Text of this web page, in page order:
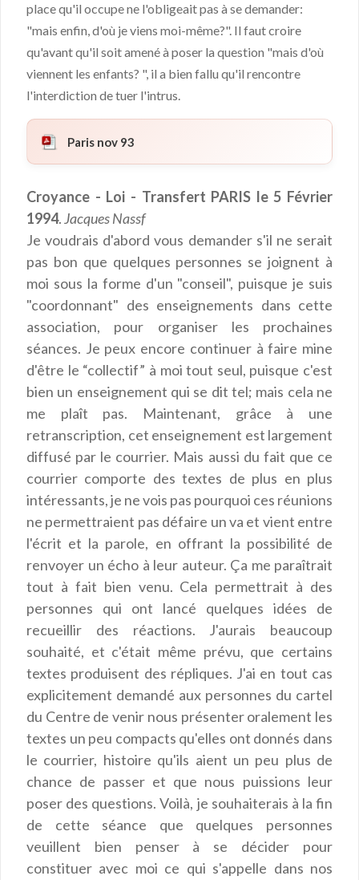
place qu'il occupe ne l'obligeait pas à se demander:
"mais enfin, d'où je viens moi-même?". Il faut croire
qu'avant qu'il soit amené à poser la question "mais d'où
viennent les enfants? ", il a bien fallu qu'il rencontre
l'interdiction de tuer l'intrus.
Paris nov 93
Croyance - Loi - Transfert PARIS le 5 Février
1994.Jacques Nassf
Je voudrais d'abord vous demander s'il ne serait
pas bon que quelques personnes se joignent à
moi sous la forme d'un "conseil", puisque je suis
"coordonnant" des enseignements dans cette
association, pour organiser les prochaines
séances. Je peux encore continuer à faire mine
d'être le “collectif” à moi tout seul, puisque c'est
bien un enseignement qui se dit tel; mais cela ne
me plaît pas. Maintenant, grâce à une
retranscription, cet enseignement est largement
diffusé par le courrier. Mais aussi du fait que ce
courrier comporte des textes de plus en plus
intéressants, je ne vois pas pourquoi ces réunions
ne permettraient pas défaire un va et vient entre
l'écrit et la parole, en offrant la possibilité de
renvoyer un écho à leur auteur. Ça me paraîtrait
tout à fait bien venu. Cela permettrait à des
personnes qui ont lancé quelques idées de
recueillir des réactions. J'aurais beaucoup
souhaité, et c'était même prévu, que certains
textes produisent des répliques. J'ai en tout cas
explicitement demandé aux personnes du cartel
du Centre de venir nous présenter oralement les
textes un peu compacts qu'elles ont donnés dans
le courrier, histoire qu'ils aient un peu plus de
chance de passer et que nous puissions leur
poser des questions. Voilà, je souhaiterais à la fin
de cette séance que quelques personnes
veuillent bien penser à se décider pour
constituer avec moi ce qui s'appelle dans nos